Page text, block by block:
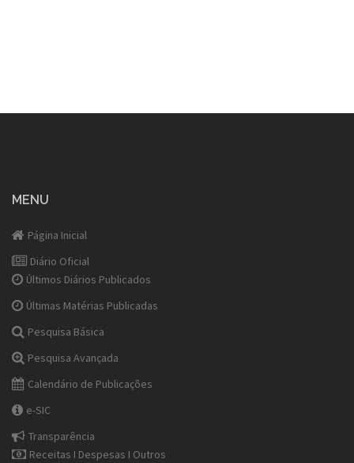
MENU
Página Inicial
Diário Oficial
Últimos Diários Publicados
Últimas Matérias Publicadas
Pesquisa Básica
Pesquisa Avançada
Calendário de Publicações
e-SIC
Transparência
Receitas I Despesas I Outros